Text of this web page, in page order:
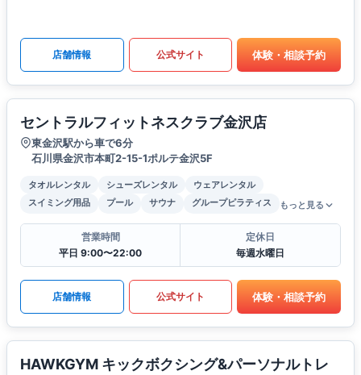
店舗情報 公式サイト 体験・相談予約
セントラルフィットネスクラブ金沢店
東金沢駅から車で6分
石川県金沢市本町2-15-1ポルテ金沢5F
タオルレンタル シューズレンタル
ウェアレンタル
スイミング用品
プール サウナ グループピラティス もっと見る
営業時間
平日 9:00〜22:00
定休日
毎週水曜日
店舗情報 公式サイト 体験・相談予約
HAWKGYM キックボクシング&パーソナルトレ